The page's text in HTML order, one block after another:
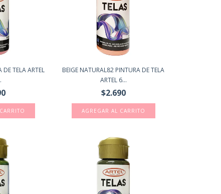
TELA ARTEL
BEIGE NATURAL82 PINTURA DE TELA
ARTEL 6...
$2.690